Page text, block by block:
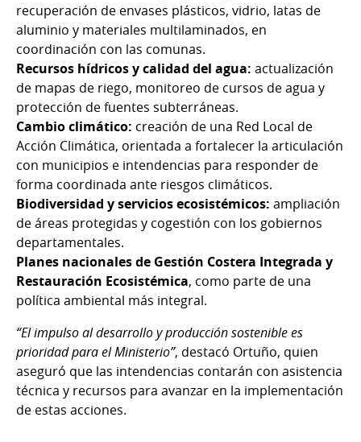
recuperación de envases plásticos, vidrio, latas de
aluminio y materiales multilaminados, en
coordinación con las comunas.
Recursos hídricos y calidad del agua: actualización
de mapas de riego, monitoreo de cursos de agua y
protección de fuentes subterráneas.
Cambio climático: creación de una Red Local de
Acción Climática, orientada a fortalecer la articulación
con municipios e intendencias para responder de
forma coordinada ante riesgos climáticos.
Biodiversidad y servicios ecosistémicos: ampliación
de áreas protegidas y cogestión con los gobiernos
departamentales.
Planes nacionales de Gestión Costera Integrada y
Restauración Ecosistémica, como parte de una
política ambiental más integral.
“El impulso al desarrollo y producción sostenible es
prioridad para el Ministerio”, destacó Ortuño, quien
aseguró que las intendencias contarán con asistencia
técnica y recursos para avanzar en la implementación
de estas acciones.